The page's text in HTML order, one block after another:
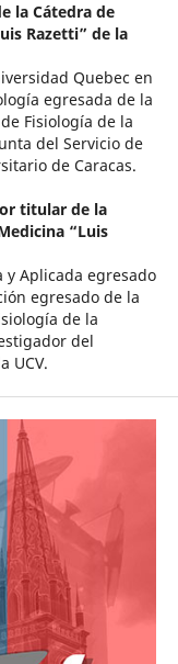
la Cátedra de
Razetti” de la
Quebec en
egresada de la
Fisiología de la
del Servicio de
de Caracas.
titular de la
“Luis
y Aplicada egresado
egresado de la
de la
del
UCV.